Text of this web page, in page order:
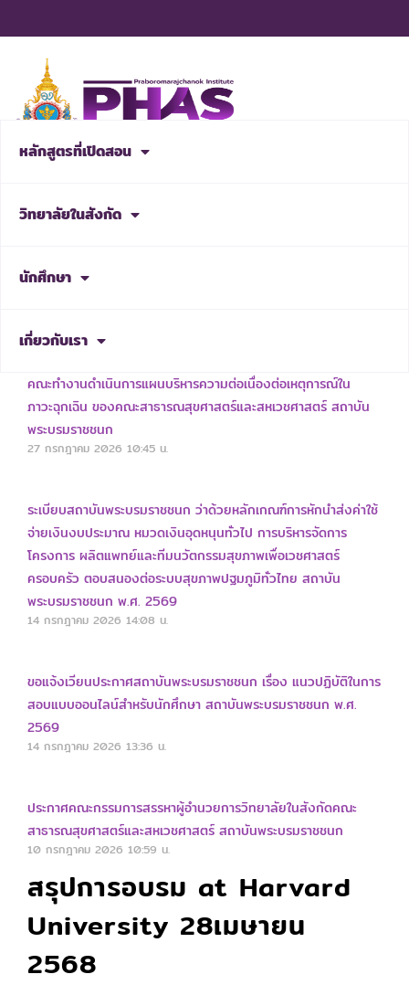
to
content
หลักสูตรที่เปิดสอน
วิทยาลัยในสังกัด
นักศึกษา
เกี่ยวกับเรา
NEWS & ACTIVITIES
สรุปการอบรม at Harvard
University 28เมษายน
2568
คณะทำงานดำเนินการแผนบริหารความต่อเนื่องต่อเหตุการณ์ใน
ภาวะฉุกเฉิน ของคณะสาธารณสุขศาสตร์และสหเวชศาสตร์ สถาบัน
พระบรมราชชนก
27 กรกฎาคม 2026 10:45 น.
ระเบียบสถาบันพระบรมราชชนก ว่าด้วยหลักเกณฑ์การหักนำส่งค่าใช้
จ่ายเงินงบประมาณ หมวดเงินอุดหนุนทั่วไป การบริหารจัดการ
โครงการ ผลิตแพทย์และทีมนวัตกรรมสุขภาพเพื่อเวชศาสตร์
ครอบครัว ตอบสนองต่อระบบสุขภาพปฐมภูมิทั่วไทย สถาบัน
พระบรมราชชนก พ.ศ. 2569
14 กรกฎาคม 2026 14:08 น.
ขอแจ้งเวียนประกาศสถาบันพระบรมราชชนก เรื่อง แนวปฏิบัติในการ
สอบแบบออนไลน์สำหรับนักศึกษา สถาบันพระบรมราชชนก พ.ศ.
2569
14 กรกฎาคม 2026 13:36 น.
ประกาศคณะกรรมการสรรหาผู้อำนวยการวิทยาลัยในสังกัดคณะ
สาธารณสุขศาสตร์และสหเวชศาสตร์ สถาบันพระบรมราชชนก
10 กรกฎาคม 2026 10:59 น.